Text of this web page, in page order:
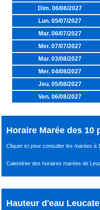
Dim. 06/06/2027
Lun. 05/07/2027
Mar. 06/07/2027
Mer. 07/07/2027
Mar. 03/08/2027
Mer. 04/08/2027
Jeu. 05/08/2027
Ven. 06/08/2027
Horaire Marée des 10
Cliquer ici pour consulter les marées à
Calendrier des horaires marées de
Hauteur d'eau Leucate